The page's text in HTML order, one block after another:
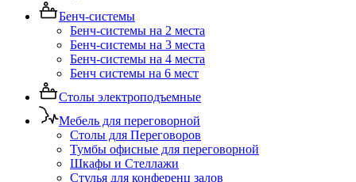
Бенч-системы
Бенч-системы на 2 места
Бенч-системы на 3 места
Бенч-системы на 4 места
Бенч системы на 6 мест
Столы электроподъемные
Мебель для переговорной
Столы для Переговоров
Тумбы офисные для переговорной
Шкафы и Стеллажи
Стулья для конференц залов